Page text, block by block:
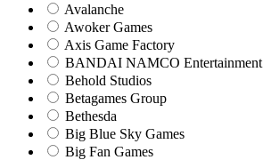
Avalanche
Awoker Games
Axis Game Factory
BANDAI NAMCO Entertainment
Behold Studios
Betagames Group
Bethesda
Big Blue Sky Games
Big Fan Games